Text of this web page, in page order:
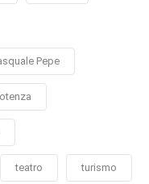
Pepe
teatro turismo